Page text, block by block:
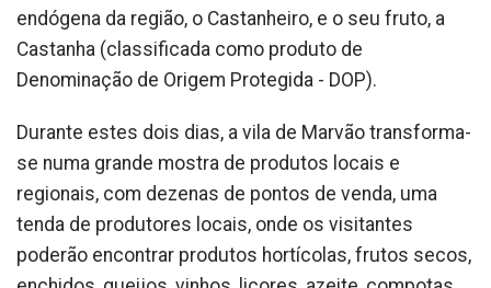
endógena da região, o Castanheiro, e o seu fruto, a
Castanha (classificada como produto de
Denominação de Origem Protegida - DOP).
Durante estes dois dias, a vila de Marvão transforma-
se numa grande mostra de produtos locais e
regionais, com dezenas de pontos de venda, uma
tenda de produtores locais, onde os visitantes
poderão encontrar produtos hortícolas, frutos secos,